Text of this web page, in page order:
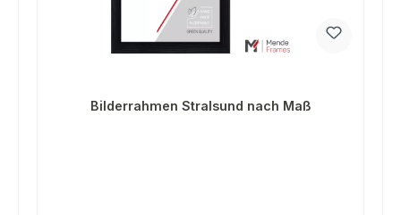
Bilderrahmen Stralsund nach Maß